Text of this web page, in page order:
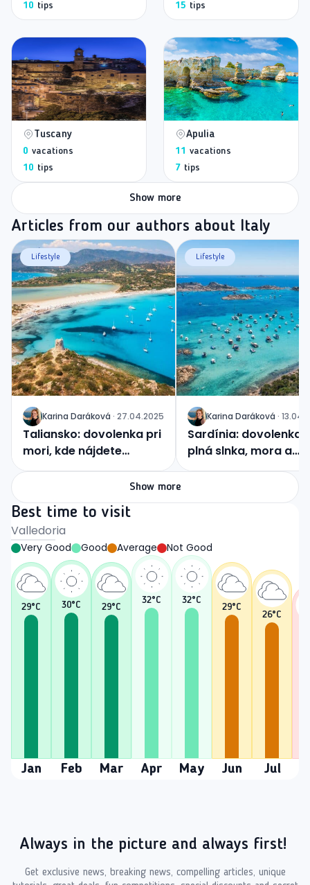
10 tips
15 tips
Tuscany
0 vacations
10 tips
Apulia
11 vacations
7 tips
Show more
Articles from our authors about Italy
J Karina Daráková · 27.04.2025
Taliansko: dovolenka pri
mori, kde nájdete
romantiku aj
Lifestyle
J Karina Daráková ·
Sardínia: dovolenka
plná slnka, mora a
jedinečných zážitkov
Lifestyle
Show more
Best time to visit
Valledoria
Very Good Good Average Not Good
29°C
Jan
30°C
Feb
29°C
Mar
32°C
Apr
32°C
May
29°C
Jun
26°C
Jul
Always in the picture and always first!
Get exclusive news, breaking news, compelling articles, unique